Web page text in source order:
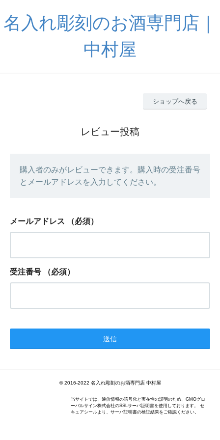
名入れ彫刻のお酒専門店｜
中村屋
ショップへ戻る
レビュー投稿
購入者のみがレビューできます。購入時の受注番号
とメールアドレスを入力してください。
メールアドレス （必須）
受注番号 （必須）
© 2016-2022 名入れ彫刻のお酒専門店 中村屋
当サイトでは、通信情報の暗号化と実在性の証明のため、GMOグロ
ーバルサイン株式会社のSSLサーバ証明書を使用しております。 セ
キュアシールより、サーバ証明書の検証結果をご確認ください。